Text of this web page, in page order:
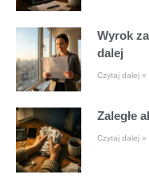
Wyrok
dalej
Czytaj dalej »
Zaległe
Czytaj dalej »